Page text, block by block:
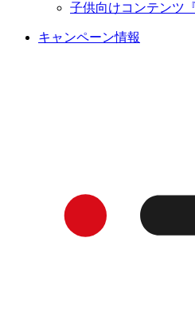
子供向けコンテンツ
キャンペーン情報